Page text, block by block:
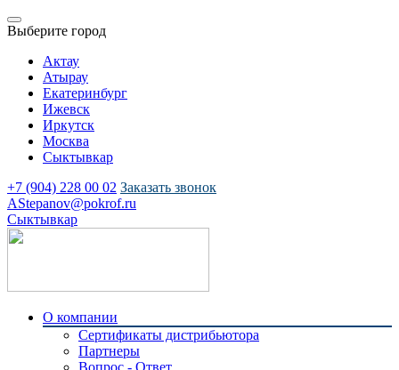
Выберите город
Актау
Атырау
Екатеринбург
Ижевск
Иркутск
Москва
Сыктывкар
+7 (904) 228 00 02 Заказать звонок
AStepanov@pokrof.ru
Сыктывкар
О компании
Сертификаты дистрибьютора
Партнеры
Вопрос - Ответ